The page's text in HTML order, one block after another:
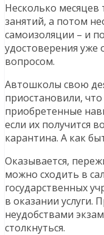
Несколько месяцев
занятий, а потом
самоизоляции – и
удостоверения уже
вопросом.
Автошколы свою
приостановили,
приобретенные
если их получится
карантина. А как
Оказывается,
можно сходить в
государственных
в оказании услуги.
неудобствами
столкнуться.